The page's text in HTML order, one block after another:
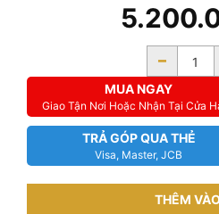
-
MUA NGAY
Giao Tận Nơi Hoặc Nhận Tại Cửa
TRẢ GÓP QUA THẺ
Visa, Master, JCB
THÊM